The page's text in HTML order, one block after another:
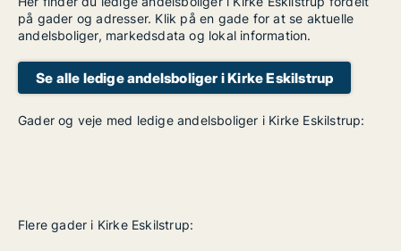
på gader og adresser. Klik på en gade for at se aktuelle
andelsboliger, markedsdata og lokal information.
Se alle ledige andelsboliger i Kirke Eskilstrup
Gader og veje med ledige andelsboliger i Kirke Eskilstrup:
Flere gader i Kirke Eskilstrup: